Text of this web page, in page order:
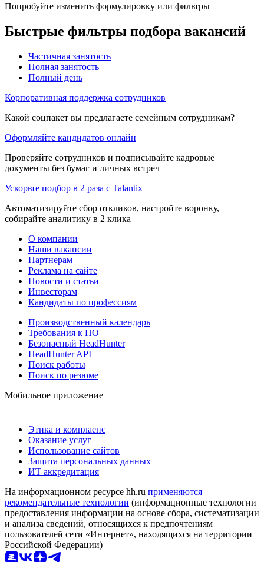
Попробуйте изменить формулировку или фильтры
Быстрые фильтры подбора вакансий
Частичная занятость
Полная занятость
Полный день
Корпоративная поддержка сотрудников
Какой соцпакет вы предлагаете семейным сотрудникам?
Оформляйте кандидатов онлайн
Проверяйте сотрудников и подписывайте кадровые
документы без бумаг и личных встреч
Ускорьте подбор в 2 раза с Talantix
Автоматизируйте сбор откликов, настройте воронку,
собирайте аналитику в 2 клика
О компании
Наши вакансии
Партнерам
Реклама на сайте
Новости и статьи
Инвесторам
Кандидаты по профессиям
Производственный календарь
Требования к ПО
Безопасный HeadHunter
HeadHunter API
Поиск работы
Поиск по резюме
Мобильное приложение
Этика и комплаенс
Оказание услуг
Использование сайтов
Защита персональных данных
ИТ аккредитация
На информационном ресурсе hh.ru применяются
рекомендательные технологии (информационные технологии
предоставления информации на основе сбора, систематизации
и анализа сведений, относящихся к предпочтениям
пользователей сети «Интернет», находящихся на территории
Российской Федерации)